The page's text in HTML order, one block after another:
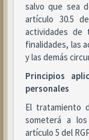
salvo que sea
artículo 30.5
actividades de
finalidades, las
y las demás
Principios
personales
El tratamiento
someterá a
artículo 5 del